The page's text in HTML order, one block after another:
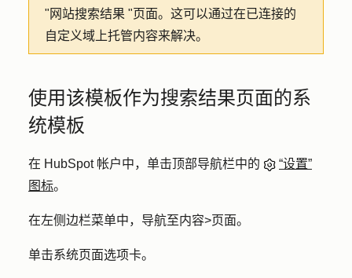
"网站搜索结果 "页面。这可以通过在已连接的
自定义域上托管内容来解决。
使用该模板作为搜索结果页面的系
统模板
在 HubSpot 帐户中，单击顶部导航栏中的
“设置”
图标。
在左侧边栏菜单中，导航至内容>页面。
单击系统页面选项卡。